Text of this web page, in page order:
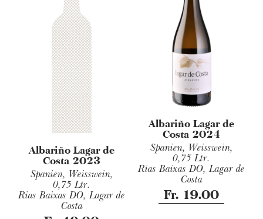
Albariño Lagar de
Costa 2023
Spanien, Weisswein,
0,75 Ltr.
Rias Baixas DO, Lagar de
Costa
Albariño Lagar de
Costa 2024
Spanien, Weisswein,
0,75 Ltr.
Rias Baixas DO, Lagar de
Costa
Fr. 19.00